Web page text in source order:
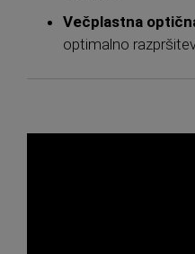
Večplastna
optimalno